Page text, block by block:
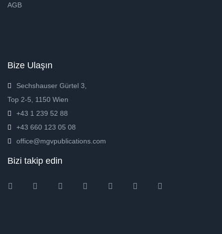
AGB
Bize Ulaşın
Sechshauser Gürtel 3,
Top 2-5, 1150 Wien
+43 1 239 52 88
+43 660 123 05 08
office@mgvpublications.com
Bizi takip edin
InstagramFacebookTwitter Amazon Pinterest